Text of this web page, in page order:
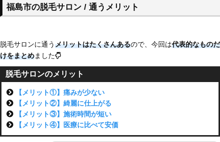
福島市の脱毛サロン / 通うメリット
脱毛サロンに通うメリットはたくさんあるので、今回は代表的なものだ
けをまとめました
脱毛サロンのメリット
【メリット①】痛みが少ない
【メリット②】綺麗に仕上がる
【メリット③】施術時間が短い
【メリット④】医療に比べて安価